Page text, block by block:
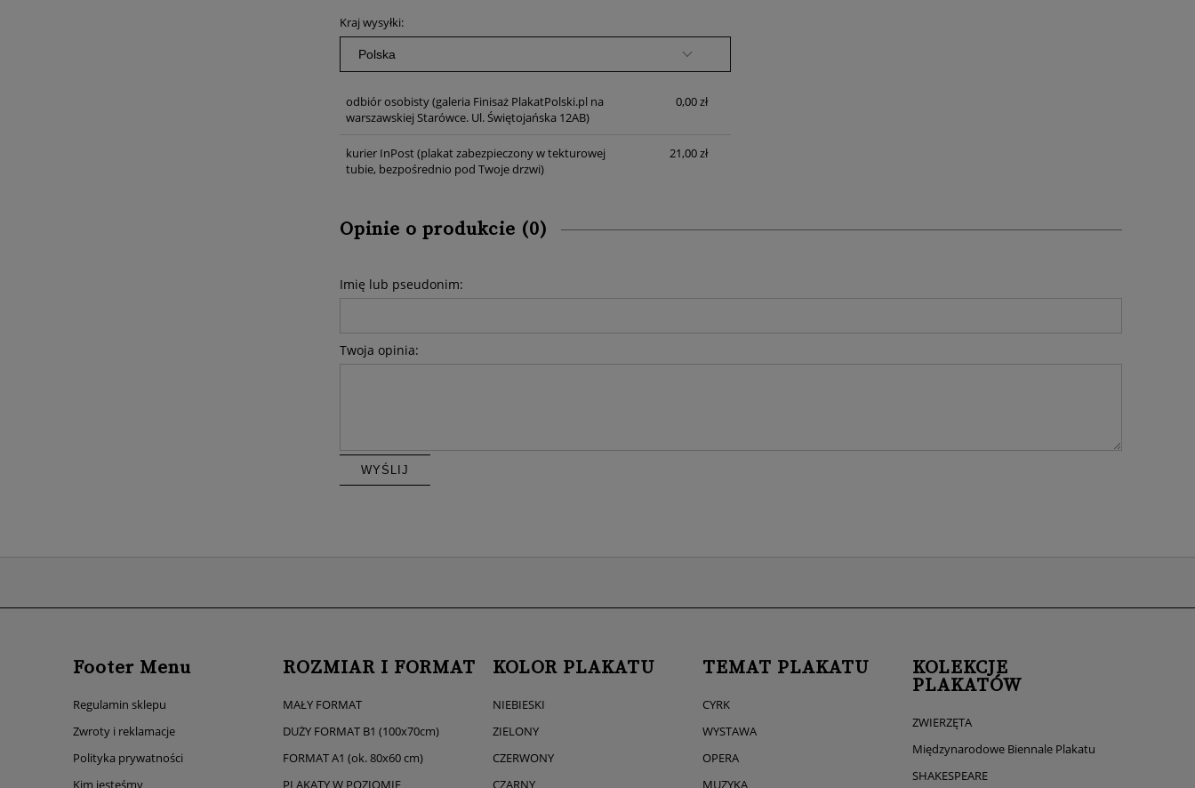
Kraj wysyłki:
odbiór osobisty(galeria Finisaż PlakatPolski.pl na
warszawskiej Starówce. Ul. Świętojańska 12AB)
0,00 zł
kurier InPost(plakat zabezpieczony w tekturowej
tubie, bezpośrednio pod Twoje drzwi)
21,00 zł
Opinie o produkcie (0)
Imię lub pseudonim:
Twoja opinia:
WYŚLIJ
Footer Menu
Regulamin sklepu
Zwroty i reklamacje
Polityka prywatności
Kim jesteśmy
ROZMIAR I FORMAT
MAŁY FORMAT
DUŻY FORMAT B1 (100x70cm)
FORMAT A1 (ok. 80x60 cm)
PLAKATY W POZIOMIE
KOLOR PLAKATU
NIEBIESKI
ZIELONY
CZERWONY
CZARNY
TEMAT PLAKATU
CYRK
WYSTAWA
OPERA
MUZYKA
KOLEKCJE
PLAKATÓW
ZWIERZĘTA
Międzynarodowe Biennale Plakatu
SHAKESPEARE